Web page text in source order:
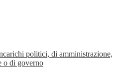
politici, di amministrazione,
o di governo